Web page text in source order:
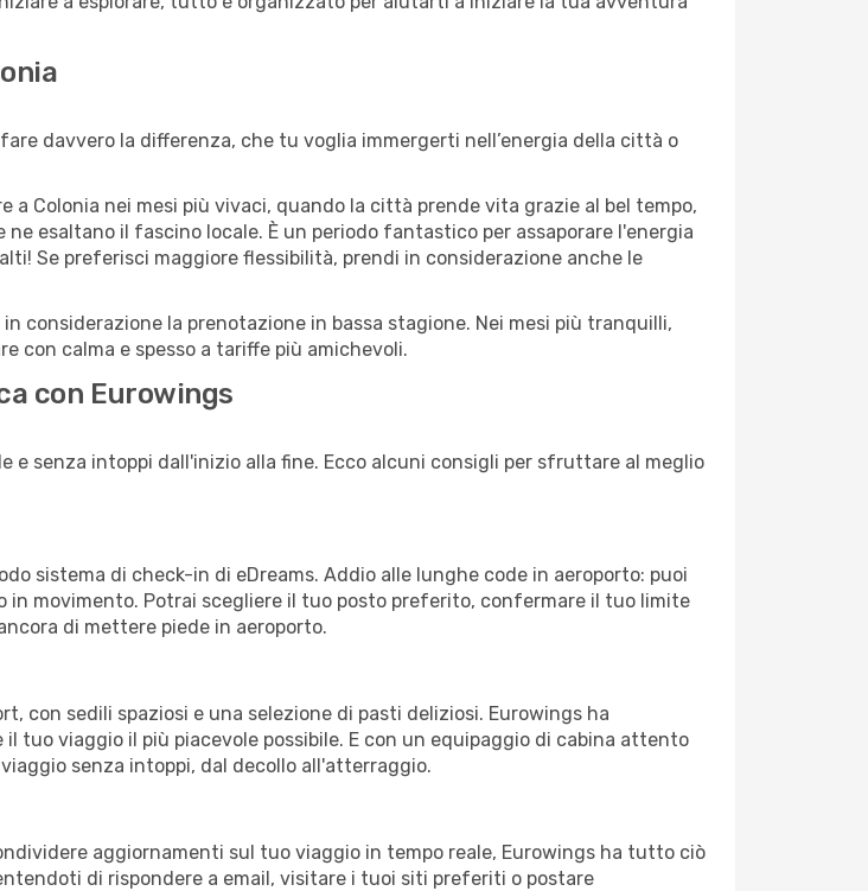
davvero la differenza, che tu voglia immergerti nell’energia della città o
Colonia nei mesi più vivaci, quando la città prende vita grazie al bel tempo,
esaltano il fascino locale. È un periodo fantastico per assaporare l'energia
Se preferisci maggiore flessibilità, prendi in considerazione anche le
considerazione la prenotazione in bassa stagione. Nei mesi più tranquilli,
con calma e spesso a tariffe più amichevoli.
con Eurowings
e senza intoppi dall'inizio alla fine. Ecco alcuni consigli per sfruttare al meglio
sistema di check-in di eDreams. Addio alle lunghe code in aeroporto: puoi
movimento. Potrai scegliere il tuo posto preferito, confermare il tuo limite
di mettere piede in aeroporto.
con sedili spaziosi e una selezione di pasti deliziosi. Eurowings ha
tuo viaggio il più piacevole possibile. E con un equipaggio di cabina attento
senza intoppi, dal decollo all'atterraggio.
aggiornamenti sul tuo viaggio in tempo reale, Eurowings ha tutto ciò
di rispondere a email, visitare i tuoi siti preferiti o postare